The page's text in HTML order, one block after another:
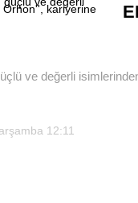
ve değerli
12:11